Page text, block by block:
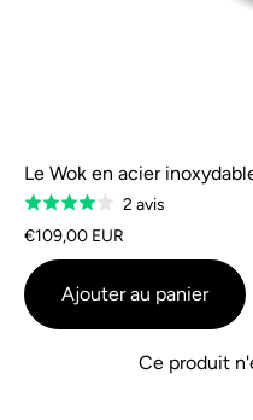
Le Wok en acier
Classé
4.0
sur
5
2 avisSur
base
€109,00 EUR
Ajouter au panier
Ce produit